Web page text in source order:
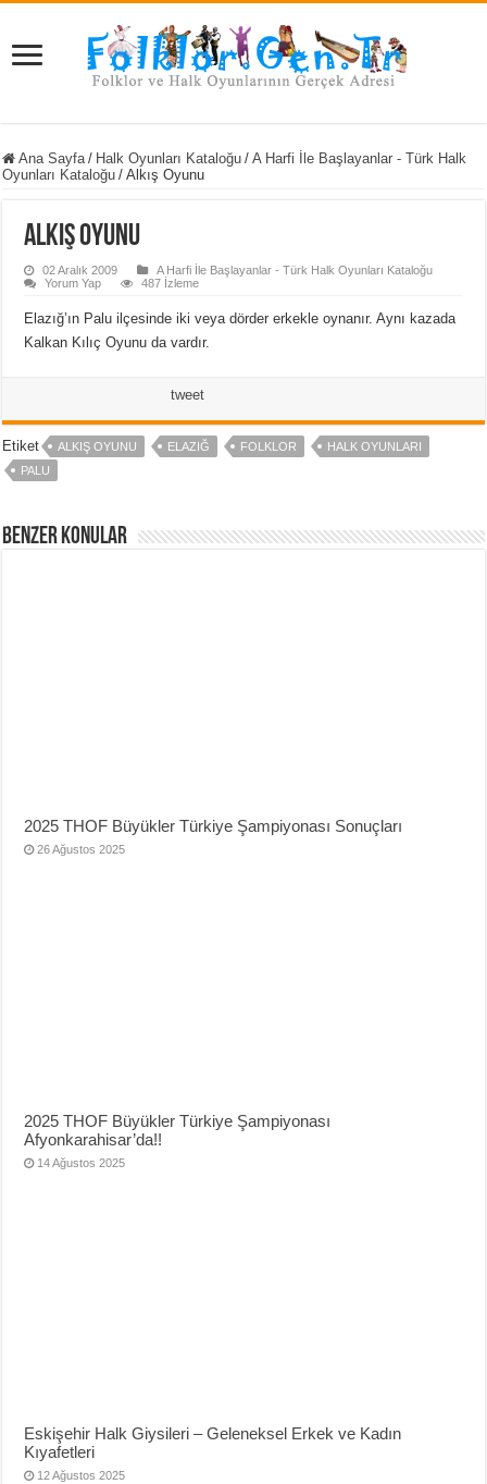
Ana Sayfa / Halk Oyunları Kataloğu / A Harfi İle Başlayanlar - Türk Halk
Oyunları Kataloğu / Alkış Oyunu
Alkış Oyunu
02 Aralık 2009
A Harfi İle Başlayanlar - Türk Halk Oyunları Kataloğu
Yorum Yap
487 İzleme
Elazığ’ın Palu ilçesinde iki veya dörder erkekle oynanır. Aynı kazada
Kalkan Kılıç Oyunu da vardır.
tweet
Etiket ALKIŞ OYUNU ELAZIĞ FOLKLOR
HALK OYUNLARI
PALU
Benzer Konular
2025 THOF Büyükler Türkiye Şampiyonası Sonuçları
26 Ağustos 2025
2025 THOF Büyükler Türkiye Şampiyonası
Afyonkarahisar’da!!
14 Ağustos 2025
Eskişehir Halk Giysileri – Geleneksel Erkek ve Kadın
Kıyafetleri
12 Ağustos 2025